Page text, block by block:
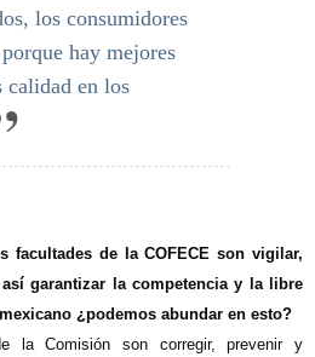
los consumidores
hay mejores
calidad en los
facultades de la COFECE son vigilar,
garantizar la competencia y la libre
¿podemos abundar en esto?
la Comisión son corregir, prevenir y